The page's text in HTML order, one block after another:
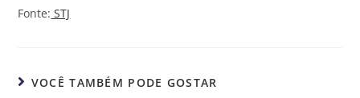
Fonte: STJ
VOCÊ TAMBÉM PODE GOSTAR